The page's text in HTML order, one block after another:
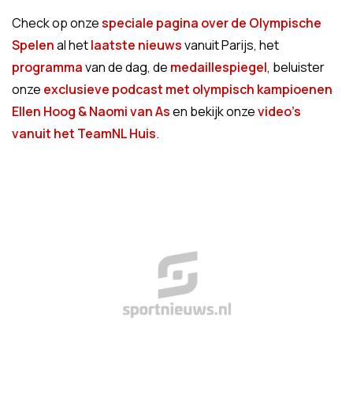
Check op onzespeciale pagina over de Olympische
Spelenal hetlaatste nieuwsvanuit Parijs, het
programmavan de dag, de medaillespiegel, beluister
onze exclusieve podcast met olympisch kampioenen
Ellen Hoog & Naomi van Asen bekijk onzevideo's
vanuit het TeamNL Huis.